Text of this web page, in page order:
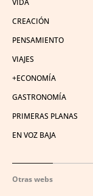
CREACIÓN
PENSAMIENTO
VIAJES
+ECONOMÍA
GASTRONOMÍA
PRIMERAS PLANAS
EN VOZ BAJA
Otras webs